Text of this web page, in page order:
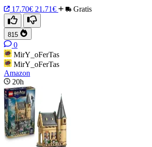
17.70€ 21.71€ Gratis
815
0
MirY_oFerTas
MirY_oFerTas
Amazon
20h